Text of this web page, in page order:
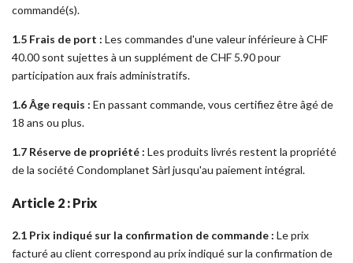
commandé(s).
1.5 Frais de port : Les commandes d'une valeur inférieure à CHF
40.00 sont sujettes à un supplément de CHF 5.90 pour
participation aux frais administratifs.
1.6 Âge requis : En passant commande, vous certifiez être âgé de
18 ans ou plus.
1.7 Réserve de propriété : Les produits livrés restent la propriété
de la société Condomplanet Sàrl jusqu'au paiement intégral.
Article 2 : Prix
2.1 Prix indiqué sur la confirmation de commande : Le prix
facturé au client correspond au prix indiqué sur la confirmation de